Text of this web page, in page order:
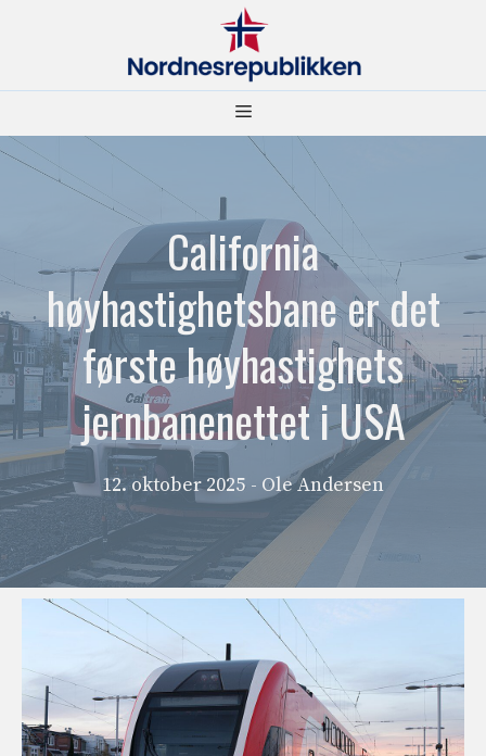
Meny
California
høyhastighetsbane er det
første høyhastighets
jernbanenettet i USA
12. oktober 2025 - Ole Andersen